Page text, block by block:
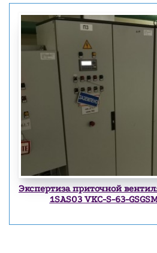
Экспертиза приточной
1SAS03 VKC-S-63-